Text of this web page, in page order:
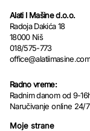
Alati I Mašine d.o.o.
Radoja Dakića 18
18000 Niš
018/575-773
Radno vreme:
Radnim danom od 9-
Naručivanje online 24/7
Moje strane